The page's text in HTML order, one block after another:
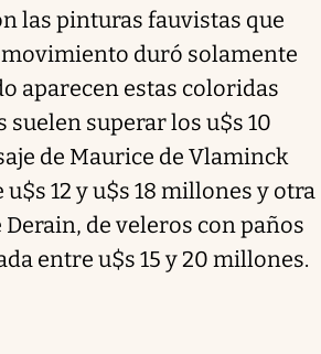
las pinturas fauvistas que
movimiento duró solamente
aparecen estas coloridas
suelen superar los u$s 10
de Maurice de Vlaminck
12 y u$s 18 millones y otra
de veleros con paños
entre u$s 15 y 20 millones.